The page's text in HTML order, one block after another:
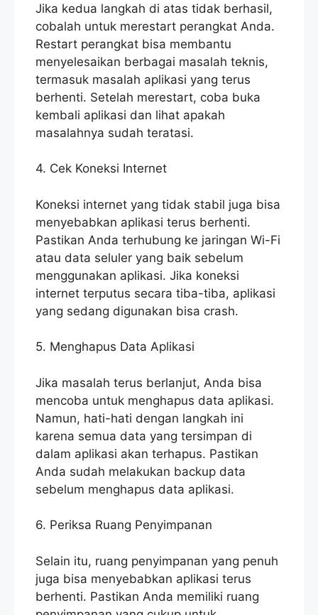
Jika kedua langkah di atas tidak berhasil,
cobalah untuk merestart perangkat Anda.
Restart perangkat bisa membantu
menyelesaikan berbagai masalah teknis,
termasuk masalah aplikasi yang terus
berhenti. Setelah merestart, coba buka
kembali aplikasi dan lihat apakah
masalahnya sudah teratasi.
4. Cek Koneksi Internet
Koneksi internet yang tidak stabil juga bisa
menyebabkan aplikasi terus berhenti.
Pastikan Anda terhubung ke jaringan Wi-Fi
atau data seluler yang baik sebelum
menggunakan aplikasi. Jika koneksi
internet terputus secara tiba-tiba, aplikasi
yang sedang digunakan bisa crash.
5. Menghapus Data Aplikasi
Jika masalah terus berlanjut, Anda bisa
mencoba untuk menghapus data aplikasi.
Namun, hati-hati dengan langkah ini
karena semua data yang tersimpan di
dalam aplikasi akan terhapus. Pastikan
Anda sudah melakukan backup data
sebelum menghapus data aplikasi.
6. Periksa Ruang Penyimpanan
Selain itu, ruang penyimpanan yang penuh
juga bisa menyebabkan aplikasi terus
berhenti. Pastikan Anda memiliki ruang